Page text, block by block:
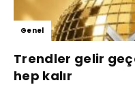
Genel
Trendler gelir
hep kalır